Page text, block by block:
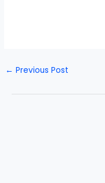
← Previous Post